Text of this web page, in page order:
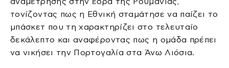
τονίζοντας πως η Εθνική σταμάτησε να παίζει το
μπάσκετ που τη χαρακτηρίζει στο τελευταίο
δεκάλεπτο και αναφέροντας πως η ομάδα πρέπει
να νικήσει την Πορτογαλία στα Άνω Λιόσια.